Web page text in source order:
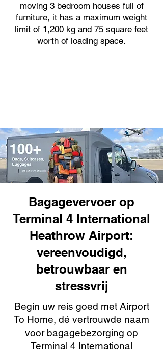
moving 3 bedroom houses full of
furniture, it has a maximum weight
limit of 1,200 kg and 75 square feet
worth of loading space.
Bagagevervoer op
Terminal 4 International
Heathrow Airport:
vereenvoudigd,
betrouwbaar en
stressvrij
Begin uw reis goed met Airport
To Home, dé vertrouwde naam
voor bagagebezorging op
Terminal 4 International